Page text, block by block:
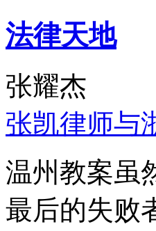
法律天地
张耀杰
张凯律师与
温州教案虽
最后的失败